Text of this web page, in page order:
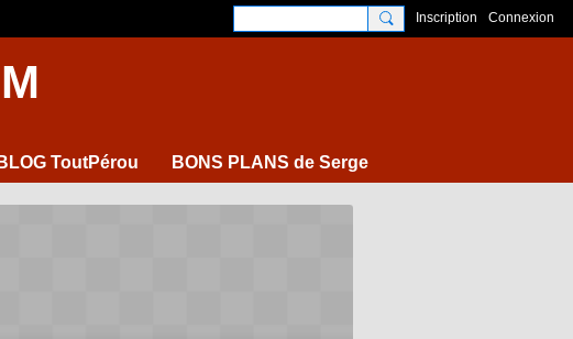
Inscription Connexion
BLOG ToutPérou BONS PLANS de Serge